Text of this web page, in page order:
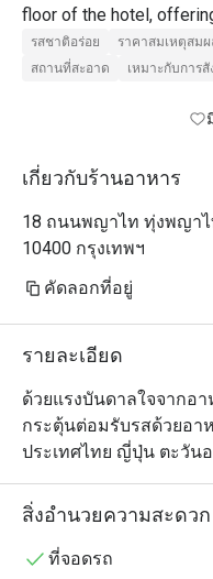
floor of the hotel,
selection of dishes and
promptly.
รสชาติอร่อย ราคาสมเหตุสมผ
สถานที่สะอาด
เหมาะกับการสั
เกี่ยวกับร้านอาหาร
18 ถนนพญาไท ทุ่งพญาไ
10400 กรุงเทพฯ
คัดลอกที่อยู่
รายละเอียด
ด้วยแรงบันดาลใจจากอ
กระตุ้นต่อมรับรสด้วยอา
ประเทศไทย ญี่ปุ่น ตะวัน
อาหารยุโรปยอดนิยม เช่
ตั้งแต่เช้าจนถึงกลางคืน
ประทานอาหารที่น่ารื่นร
สิ่งอำนวยความสะดวก
ที่จอดรถ